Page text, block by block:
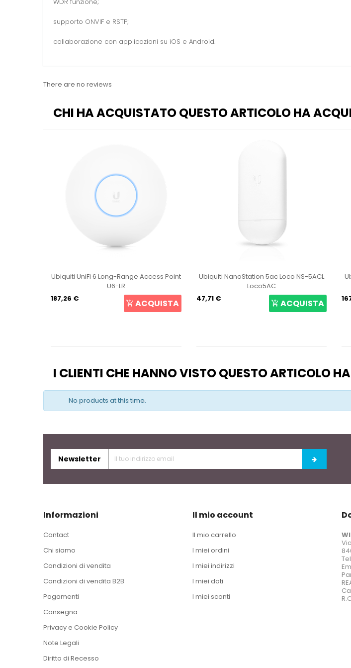
WDR funzione;
supporto ONVIF e RSTP;
collaborazione con applicazioni su iOS e Android.
There are no reviews
CHI HA ACQUISTATO QUESTO ARTICOLO HA
Ubiquiti UniFi 6 Long-Range Access Point
U6-LR
187,26 €
ACQUISTA
Ubiquiti NanoStation 5ac Loco NS-5ACL
Loco5AC
47,71 €
ACQUISTA
I CLIENTI CHE HANNO VISTO QUESTO ARTICOLO
No products at this time.
Newsletter
Informazioni
Contact
Chi siamo
Condizioni di vendita
Condizioni di vendita B2B
Pagamenti
Consegna
Privacy e Cookie Policy
Note Legali
Diritto di Recesso
Il mio account
Il mio carrello
I miei ordini
I miei indirizzi
I miei dati
I miei sconti